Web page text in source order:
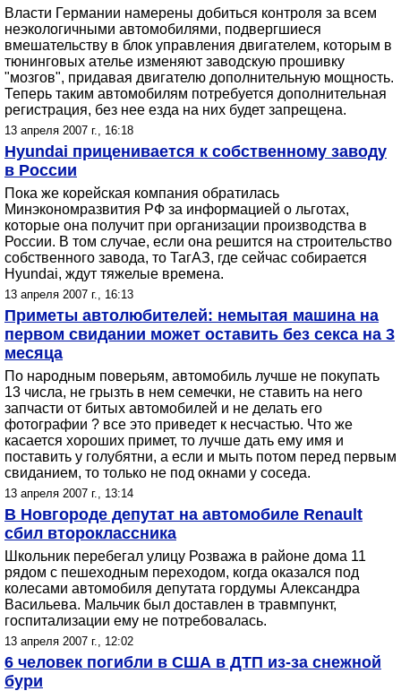
Власти Германии намерены добиться контроля за всем
неэкологичными автомобилями, подвергшиеся
вмешательству в блок управления двигателем, которым в
тюнинговых ателье изменяют заводскую прошивку
"мозгов", придавая двигателю дополнительную мощность.
Теперь таким автомобилям потребуется дополнительная
регистрация, без нее езда на них будет запрещена.
13 апреля 2007 г., 16:18
Hyundai приценивается к собственному заводу
в России
Пока же корейская компания обратилась
Минэкономразвития РФ за информацией о льготах,
которые она получит при организации производства в
России. В том случае, если она решится на строительство
собственного завода, то ТагАЗ, где сейчас собирается
Hyundai, ждут тяжелые времена.
13 апреля 2007 г., 16:13
Приметы автолюбителей: немытая машина на
первом свидании может оставить без секса на 3
месяца
По народным поверьям, автомобиль лучше не покупать
13 числа, не грызть в нем семечки, не ставить на него
запчасти от битых автомобилей и не делать его
фотографии ? все это приведет к несчастью. Что же
касается хороших примет, то лучше дать ему имя и
поставить у голубятни, а если и мыть потом перед первым
свиданием, то только не под окнами у соседа.
13 апреля 2007 г., 13:14
В Новгороде депутат на автомобиле Renault
сбил второклассника
Школьник перебегал улицу Розважа в районе дома 11
рядом с пешеходным переходом, когда оказался под
колесами автомобиля депутата гордумы Александра
Васильева. Мальчик был доставлен в травмпункт,
госпитализации ему не потребовалась.
13 апреля 2007 г., 12:02
6 человек погибли в США в ДТП из-за снежной
бури